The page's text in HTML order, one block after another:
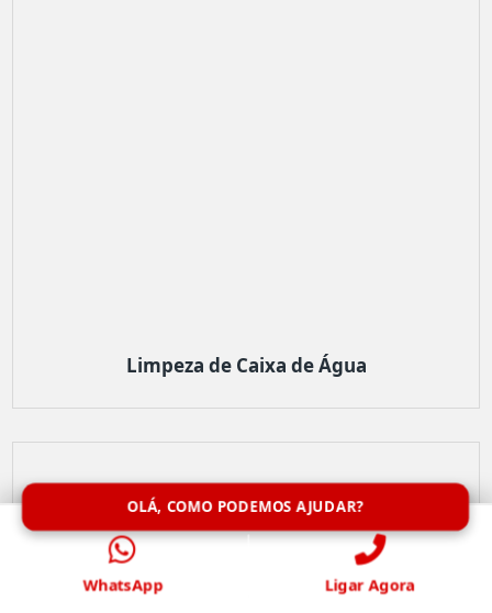
Limpeza de Caixa de Água
OLÁ, COMO PODEMOS AJUDAR?
WhatsApp Ligar Agora